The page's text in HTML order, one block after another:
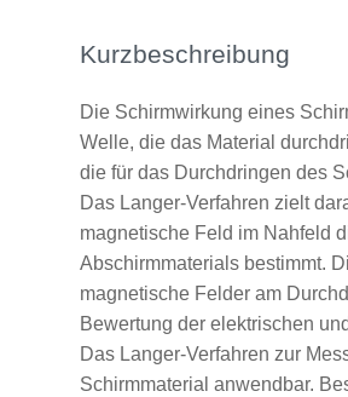
Kurzbeschreibung
Die Schirmwirkung eines
Welle, die das Material
die für das Durchdringen des
Das Langer-Verfahren zielt
magnetische Feld im Nahfeld
Abschirmmaterials bestimmt.
magnetische Felder am
Bewertung der elektrischen
Das Langer-Verfahren zur
Schirmmaterial anwendbar.